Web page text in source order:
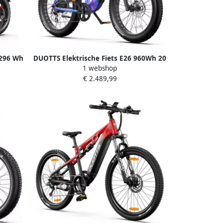
Wh
DUOTTS Elektrische Fiets E26 960Wh 20
Ah Accu 120 km Bereik 250W Motor
26*4.0 Inch Banden Shi o 8
Motor Bafang met koppelsensor
Aluminium Frame Elektrische
Mountainbike Blauw
1 webshop
€ 2.489,99